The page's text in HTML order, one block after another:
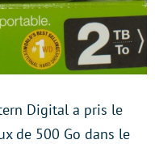
Digital a pris le
de 500 Go dans le